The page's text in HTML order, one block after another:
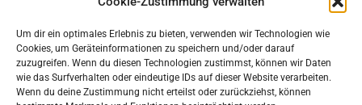
Um dir ein optimales Erlebnis zu bieten, verwenden wir Technologien wie
Cookies, um Geräteinformationen zu speichern und/oder darauf
zuzugreifen. Wenn du diesen Technologien zustimmst, können wir Daten
wie das Surfverhalten oder eindeutige IDs auf dieser Website verarbeiten.
Wenn du deine Zustimmung nicht erteilst oder zurückziehst, können